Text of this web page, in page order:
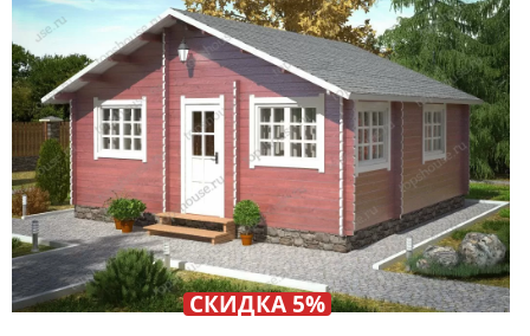
СКИДКА 5%